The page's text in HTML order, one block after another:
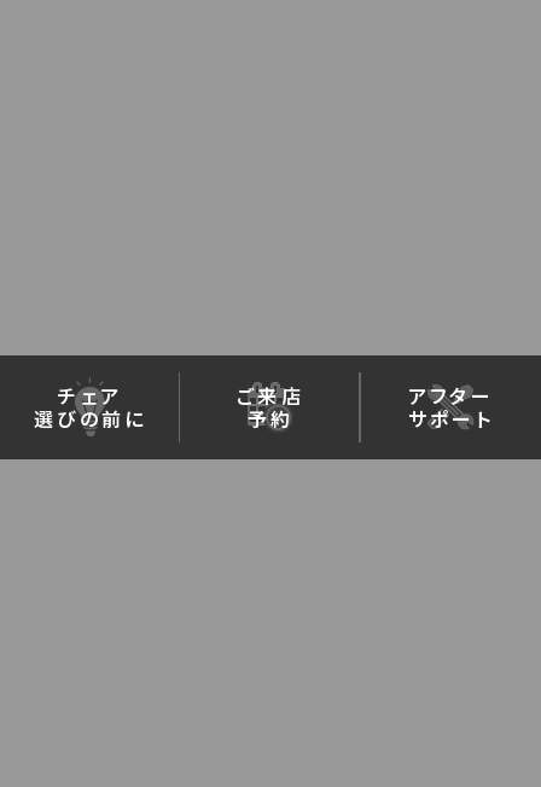
チェア
選びの前に
ご来店
予約
アフター
サポート